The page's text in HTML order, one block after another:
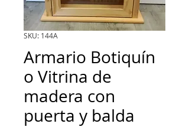
SKU: 144A
Armario Botiquín
o Vitrina de
madera con
puerta y balda